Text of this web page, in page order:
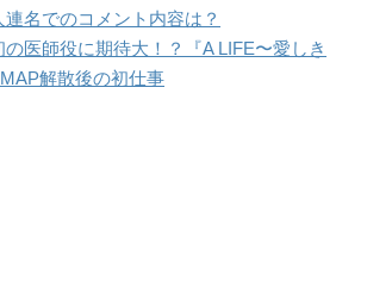
名でのコメント内容は？
の医師役に期待大！？『A LIFE〜愛しき
解散後の初仕事